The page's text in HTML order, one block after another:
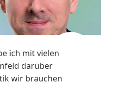
ich mit vielen
darüber
wir brauchen